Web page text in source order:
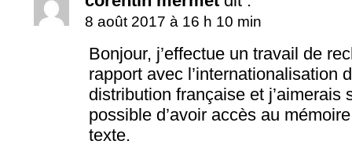
8 août 2017 à 16 h 10 min
Bonjour, j’effectue un travail de
rapport avec l’internationalisation
distribution française et j’aimerais
possible d’avoir accès au
texte.